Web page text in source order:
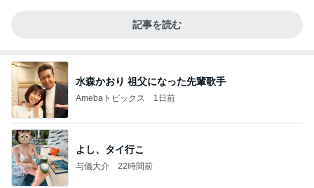
記事を読む
水森かおり 祖父になった先輩歌手
Amebaトピックス 1日前
よし、タイ行こ
与儀大介 22時間前